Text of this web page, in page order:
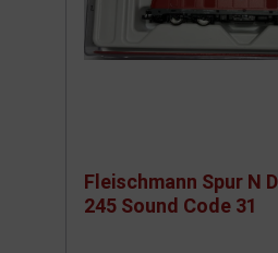
Fleischmann Spur N
245 Sound Code 31